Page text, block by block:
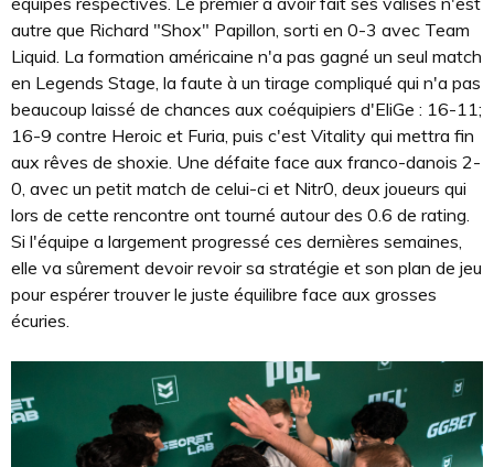
autre que Richard "Shox" Papillon, sorti en 0-3 avec Team
Liquid. La formation américaine n'a pas gagné un seul match
en Legends Stage, la faute à un tirage compliqué qui n'a pas
beaucoup laissé de chances aux coéquipiers d'EliGe : 16-11;
16-9 contre Heroic et Furia, puis c'est Vitality qui mettra fin
aux rêves de shoxie. Une défaite face aux franco-danois 2-
0, avec un petit match de celui-ci et Nitr0, deux joueurs qui
lors de cette rencontre ont tourné autour des 0.6 de rating.
Si l'équipe a largement progressé ces dernières semaines,
elle va sûrement devoir revoir sa stratégie et son plan de jeu
pour espérer trouver le juste équilibre face aux grosses
écuries.